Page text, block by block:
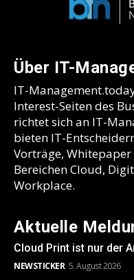
Über IT-
IT-
Interest-Seiten des
richtet sich an IT-
bieten IT-
Vorträge,
Bereichen Cloud,
Workplace.
Aktuelle
Cloud Print ist nur der
NEWSTICKER 5. August 2026